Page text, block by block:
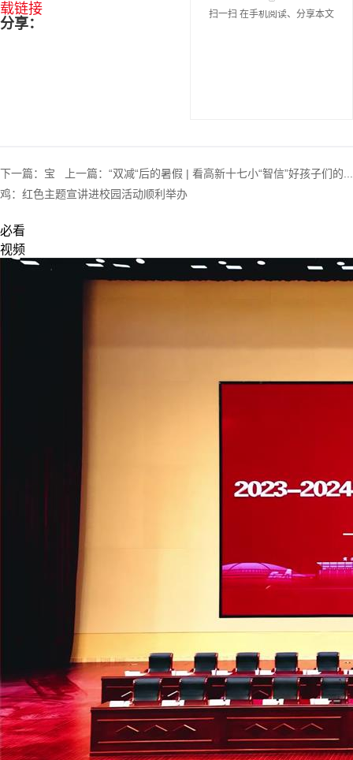
载链接
分享：
扫一扫 在手机阅读、分享本文
上一篇： “双减“后的暑假 | 看高新十七小“智信”好孩子们的...
下一篇： 宝
鸡：红色主题宣讲进校园活动顺利举办
必看
视频